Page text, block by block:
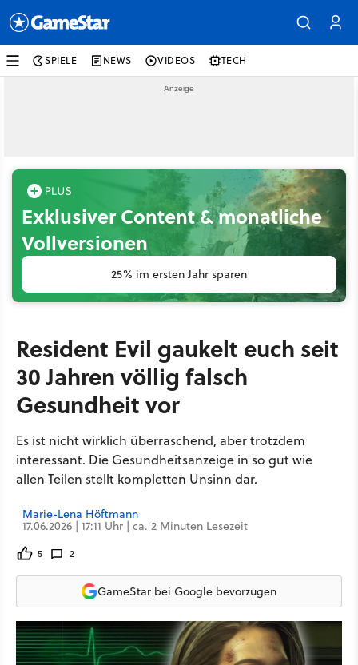
SPIELE NEWS VIDEOS TECH
Exklusiver Content & monatliche
Vollversionen
25% im ersten Jahr sparen
Resident Evil gaukelt euch seit
30 Jahren völlig falsch
Gesundheit vor
Es ist nicht wirklich überraschend, aber trotzdem
interessant. Die Gesundheitsanzeige in so gut wie
allen Teilen stellt kompletten Unsinn dar.
Marie-Lena Höftmann
17.06.2026 | 17:11 Uhr | ca. 2 Minuten Lesezeit
5 2
GameStar bei Google bevorzugen